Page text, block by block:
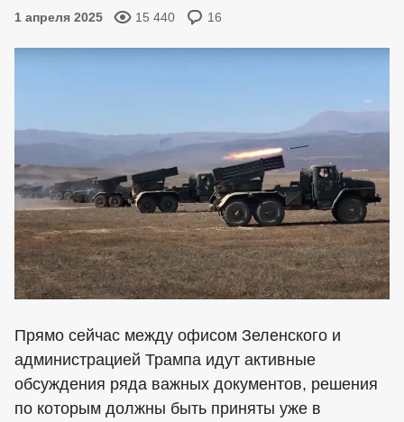
1 апреля 2025 15 440 16
Прямо сейчас между офисом Зеленского и
администрацией Трампа идут активные
обсуждения ряда важных документов, решения
по которым должны быть приняты уже в